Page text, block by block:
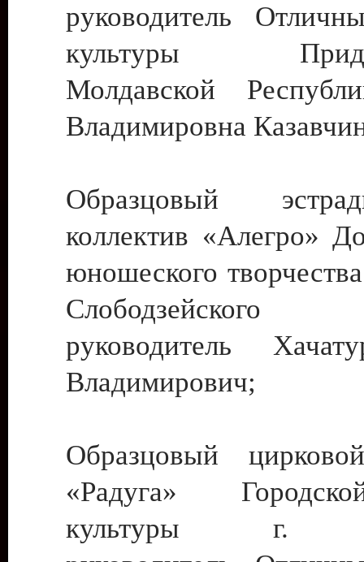
руководитель
культуры
Молдавской
Владимировна
Образцовый
коллектив «Алегро»
юношеского
руководитель
Владимирович;
Образцовый
«Радуга»
культуры г.